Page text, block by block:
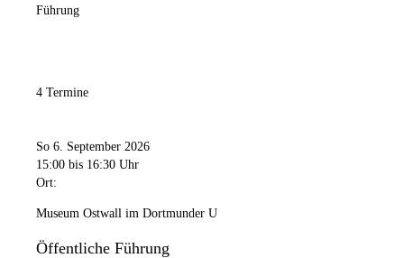
Führung
4 Termine
So 6. September 2026
15:00 bis 16:30 Uhr
Ort:
Museum Ostwall im Dortmunder U
Öffentliche Führung